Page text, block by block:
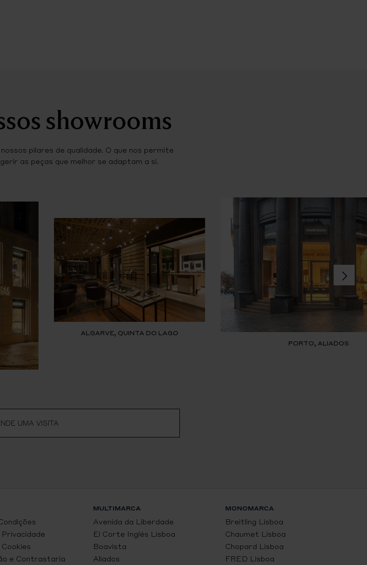
showrooms
pilares de qualidade. O que nos permite
as peças que melhor se adaptam a si.
ALGARVE, QUINTA DO LAGO
PORTO, ALIADOS
UMA VISITA
e Contrastaria
MULTIMARCA
Avenida da Liberdade
El Corte Inglés Lisboa
Boavista
Aliados
MONOMARCA
Breitling Lisboa
Chaumet Lisboa
Chopard Lisboa
FRED Lisboa